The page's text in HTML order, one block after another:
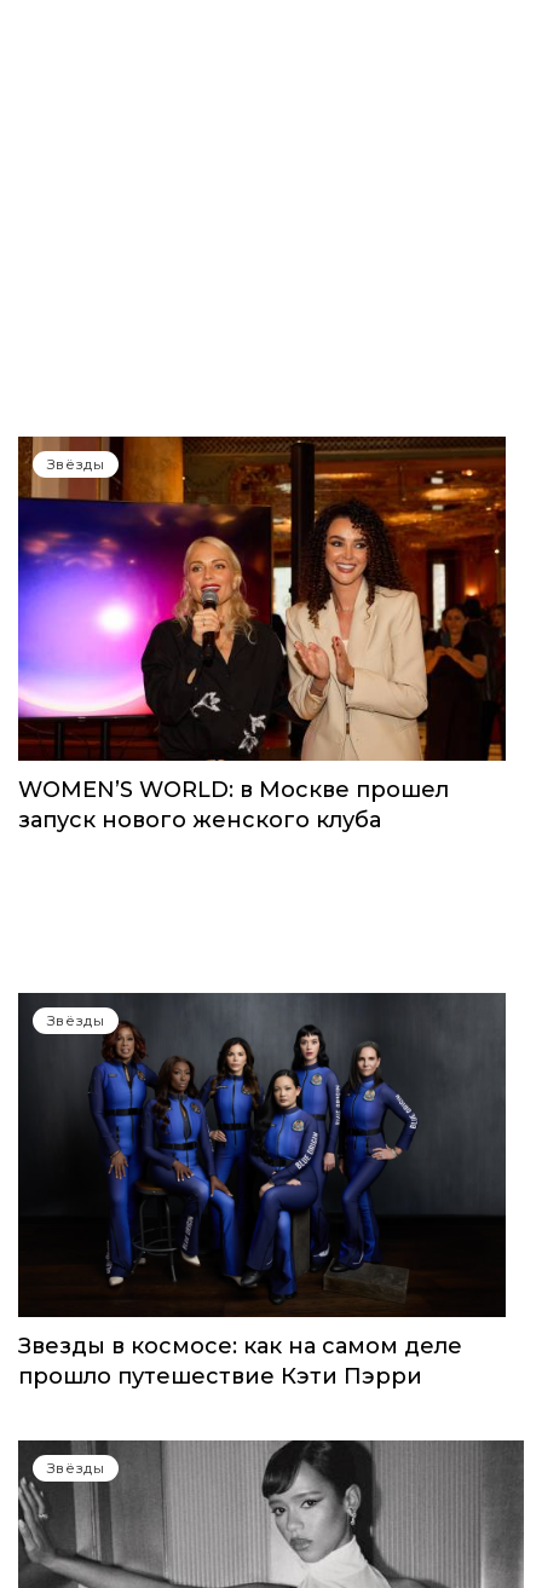
Звёзды
WOMEN’S WORLD: в Москве прошел
запуск нового женского клуба
Звёзды
Звезды в космосе: как на самом деле
прошло путешествие Кэти Пэрри
Звёзды